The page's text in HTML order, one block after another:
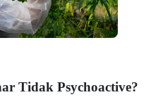
Tidak Psychoactive?